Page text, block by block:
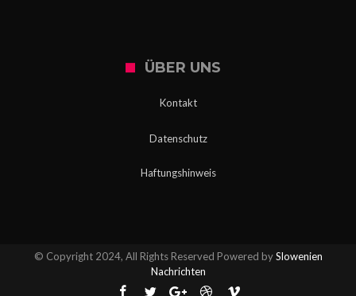
ÜBER UNS
Kontakt
Datenschutz
Haftungshinweis
© Copyright 2024, All Rights Reserved Powered bySlowenien
Nachrichten